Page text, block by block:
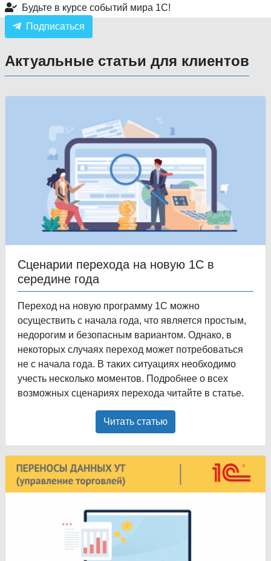
Будьте в курсе событий мира 1С!
Подписаться
Актуальные статьи для клиентов
Сценарии перехода на новую 1С в
середине года
Переход на новую программу 1С можно
осуществить с начала года, что является простым,
недорогим и безопасным вариантом. Однако, в
некоторых случаях переход может потребоваться
не с начала года. В таких ситуациях необходимо
учесть несколько моментов. Подробнее о всех
возможных сценариях перехода читайте в статье.
Читать статью